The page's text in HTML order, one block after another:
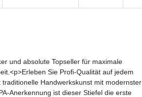
und absolute Topseller für maximale
Sie Profi-Qualität auf jedem
Handwerkskunst mit modernster
Anerkennung ist dieser Stiefel die erste